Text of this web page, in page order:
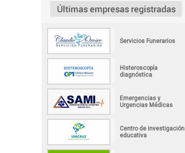
Servicios Funerarios
Histeroscopía
diagnóstica
Emergencias y
Urgencias Médicas
Centro de investigación
educativa